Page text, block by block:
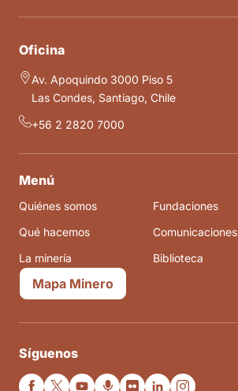
Oficina
Av. Apoquindo 3000 Piso 5
Las Condes, Santiago, Chile
+56 2 2820 7000
Menú
Quiénes somos
Qué hacemos
La minería
Fundaciones
Comunicaciones
Biblioteca
Mapa Minero
Síguenos